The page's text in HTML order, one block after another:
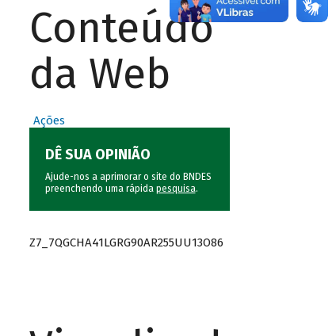
Conteúdo
da Web
Ações
DÊ SUA OPINIÃO
Ajude-nos a aprimorar o site do BNDES
preenchendo uma rápida pesquisa.
Z7_7QGCHA41LGRG90AR255UU13O86